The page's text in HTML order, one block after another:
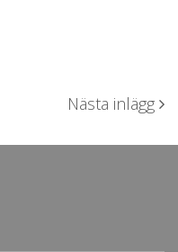
Nästa inlägg